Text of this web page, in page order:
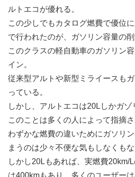
ルトエコが優れる。
この少しでもカタログ燃費で優位
で行われたのが、ガソリン容量の削
このクラスの軽自動車のガソリン
イン。
従来型アルトや新型ミライースも
っている。
しかし、アルトエコは20Lしかガゾ
このことは多くの人によって指摘さ
わずかな燃費の違いためにガソリ
まうのは少々不便な気もしなくもな
しかし20Lもあれば、実燃費20km/
は400kmもあり、多くのユーザー